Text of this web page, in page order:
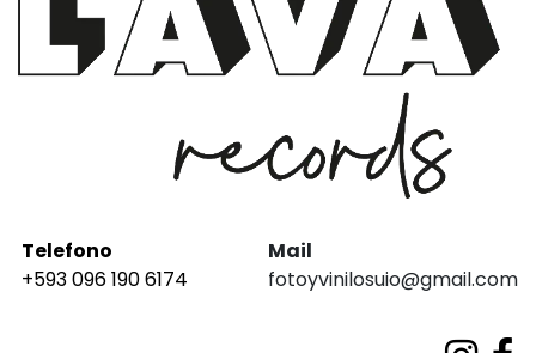
Telefono
+593 096 190 6174
Mail
fotoyvinilosuio@gmail.com